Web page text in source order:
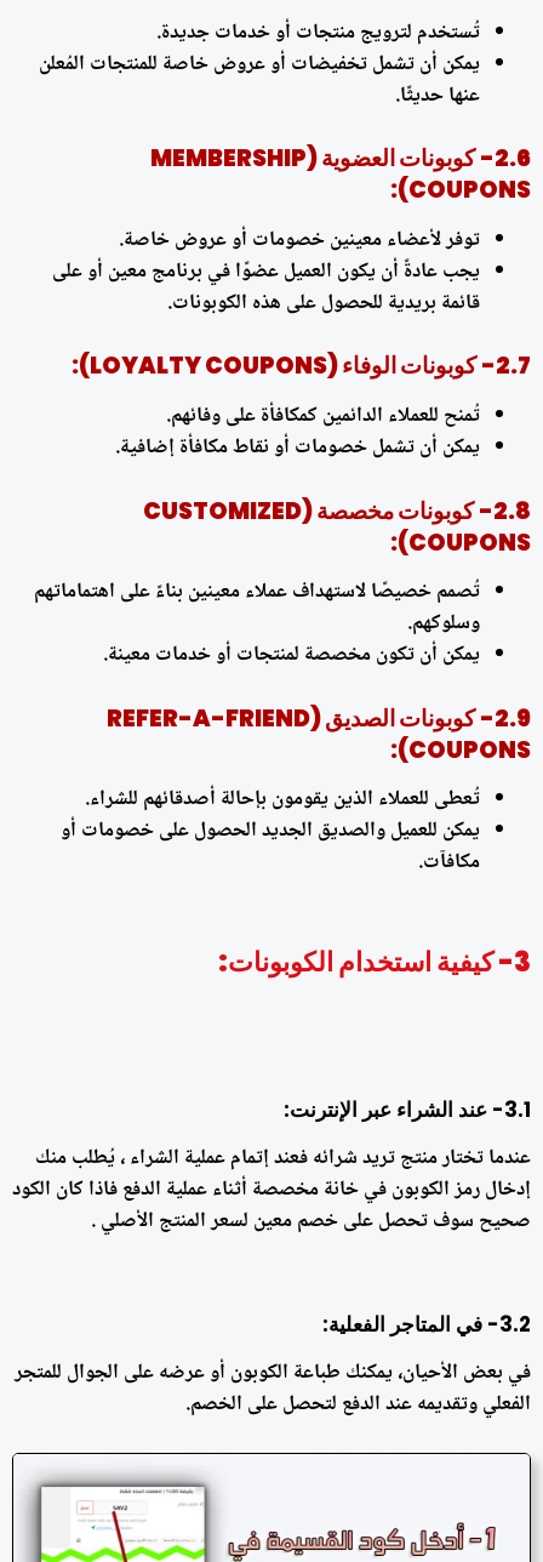
تُستخدم لترويج منتجات أو خدمات جديدة.
يمكن أن تشمل تخفيضات أو عروض خاصة للمنتجات المُعلن
عنها حديثًا.
2.6-
كوبونات العضوية (MEMBERSHIP
COUPONS):
توفر لأعضاء معينين خصومات أو عروض خاصة.
يجب عادةً أن يكون العميل عضوًا في برنامج معين أو على
قائمة بريدية للحصول على هذه الكوبونات.
2.7- كوبونات الوفاء (LOYALTY COUPONS):
تُمنح للعملاء الدائمين كمكافأة على وفائهم.
يمكن أن تشمل خصومات أو نقاط مكافأة إضافية.
2.8-
كوبونات مخصصة (CUSTOMIZED
COUPONS):
تُصمم خصيصًا لاستهداف عملاء معينين بناءً على اهتماماتهم
وسلوكهم.
يمكن أن تكون مخصصة لمنتجات أو خدمات معينة.
2.9-
كوبونات الصديق (REFER-A-FRIEND
COUPONS):
تُعطى للعملاء الذين يقومون بإحالة أصدقائهم للشراء.
يمكن للعميل والصديق الجديد الحصول على خصومات أو
مكافآت.
3- كيفية استخدام الكوبونات:
3.1- عند الشراء عبر الإنترنت:
عندما تختار منتج تريد شرائه فعند إتمام عملية الشراء ، يُطلب منك
إدخال رمز الكوبون في خانة مخصصة أثناء عملية الدفع فاذا كان الكود
صحيح سوف تحصل على خصم معين لسعر المنتج الأصلي .
3.2- في المتاجر الفعلية:
في بعض الأحيان، يمكنك طباعة الكوبون أو عرضه على الجوال للمتجر
الفعلي وتقديمه عند الدفع لتحصل على الخصم.